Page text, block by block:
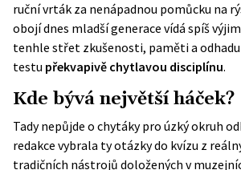
ruční vrták za nenápadnou pomůcku na
obojí dnes mladší generace vídá spíš
tenhle střet zkušenosti, paměti a
testu překvapivě chytlavou disciplínu.
Kde bývá největší háček?
Tady nepůjde o chytáky pro úzký okruh
redakce vybrala ty otázky do kvízu z
tradičních nástrojů doložených v